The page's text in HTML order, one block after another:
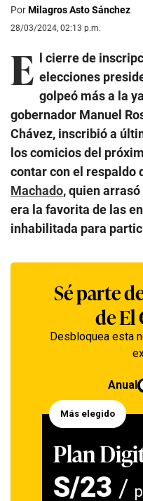
PorMilagros Asto Sánchez
28/03/2024, 02:13 p.m.
E l cierre de
elecciones
golpeó más a la
gobernador Manuel
Chávez, inscribió a
los comicios del
contar con el respaldo
Machado, quien
era la favorita de las
inhabilitada para